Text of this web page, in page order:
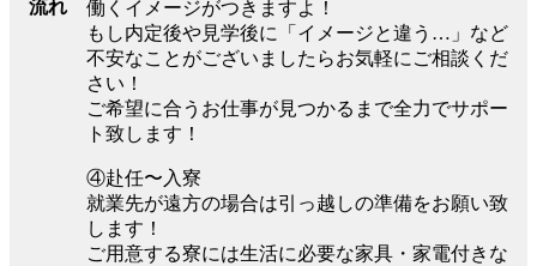
流れ
働くイメージがつきますよ！
もし内定後や見学後に「イメージと違う…」など
不安なことがございましたらお気軽にご相談くだ
さい！
ご希望に合うお仕事が見つかるまで全力でサポー
ト致します！
④赴任〜入寮
就業先が遠方の場合は引っ越しの準備をお願い致
します！
ご用意する寮には生活に必要な家具・家電付きな